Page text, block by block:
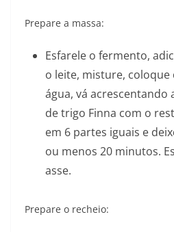
Prepare a massa:
Esfarele o fermento,
o leite, misture, coloque
água, vá acrescentando
de trigo Finna com o
em 6 partes iguais e
ou menos 20 minutos.
asse.
Prepare o recheio: